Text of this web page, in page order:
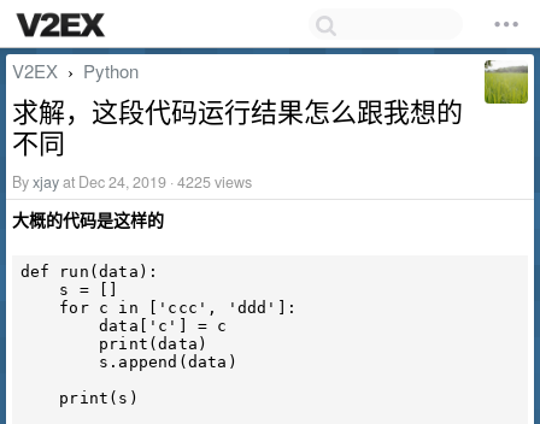
V2EX › Python
求解，这段代码运行结果怎么跟我想的
不同
Byxjayat Dec 24, 2019 · 4225 views
大概的代码是这样的
def run(data):
        data['c'] = c